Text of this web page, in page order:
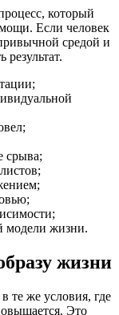
который
Если человек
средой и
срыва;
модели жизни.
жизни
те же условия, где
Это